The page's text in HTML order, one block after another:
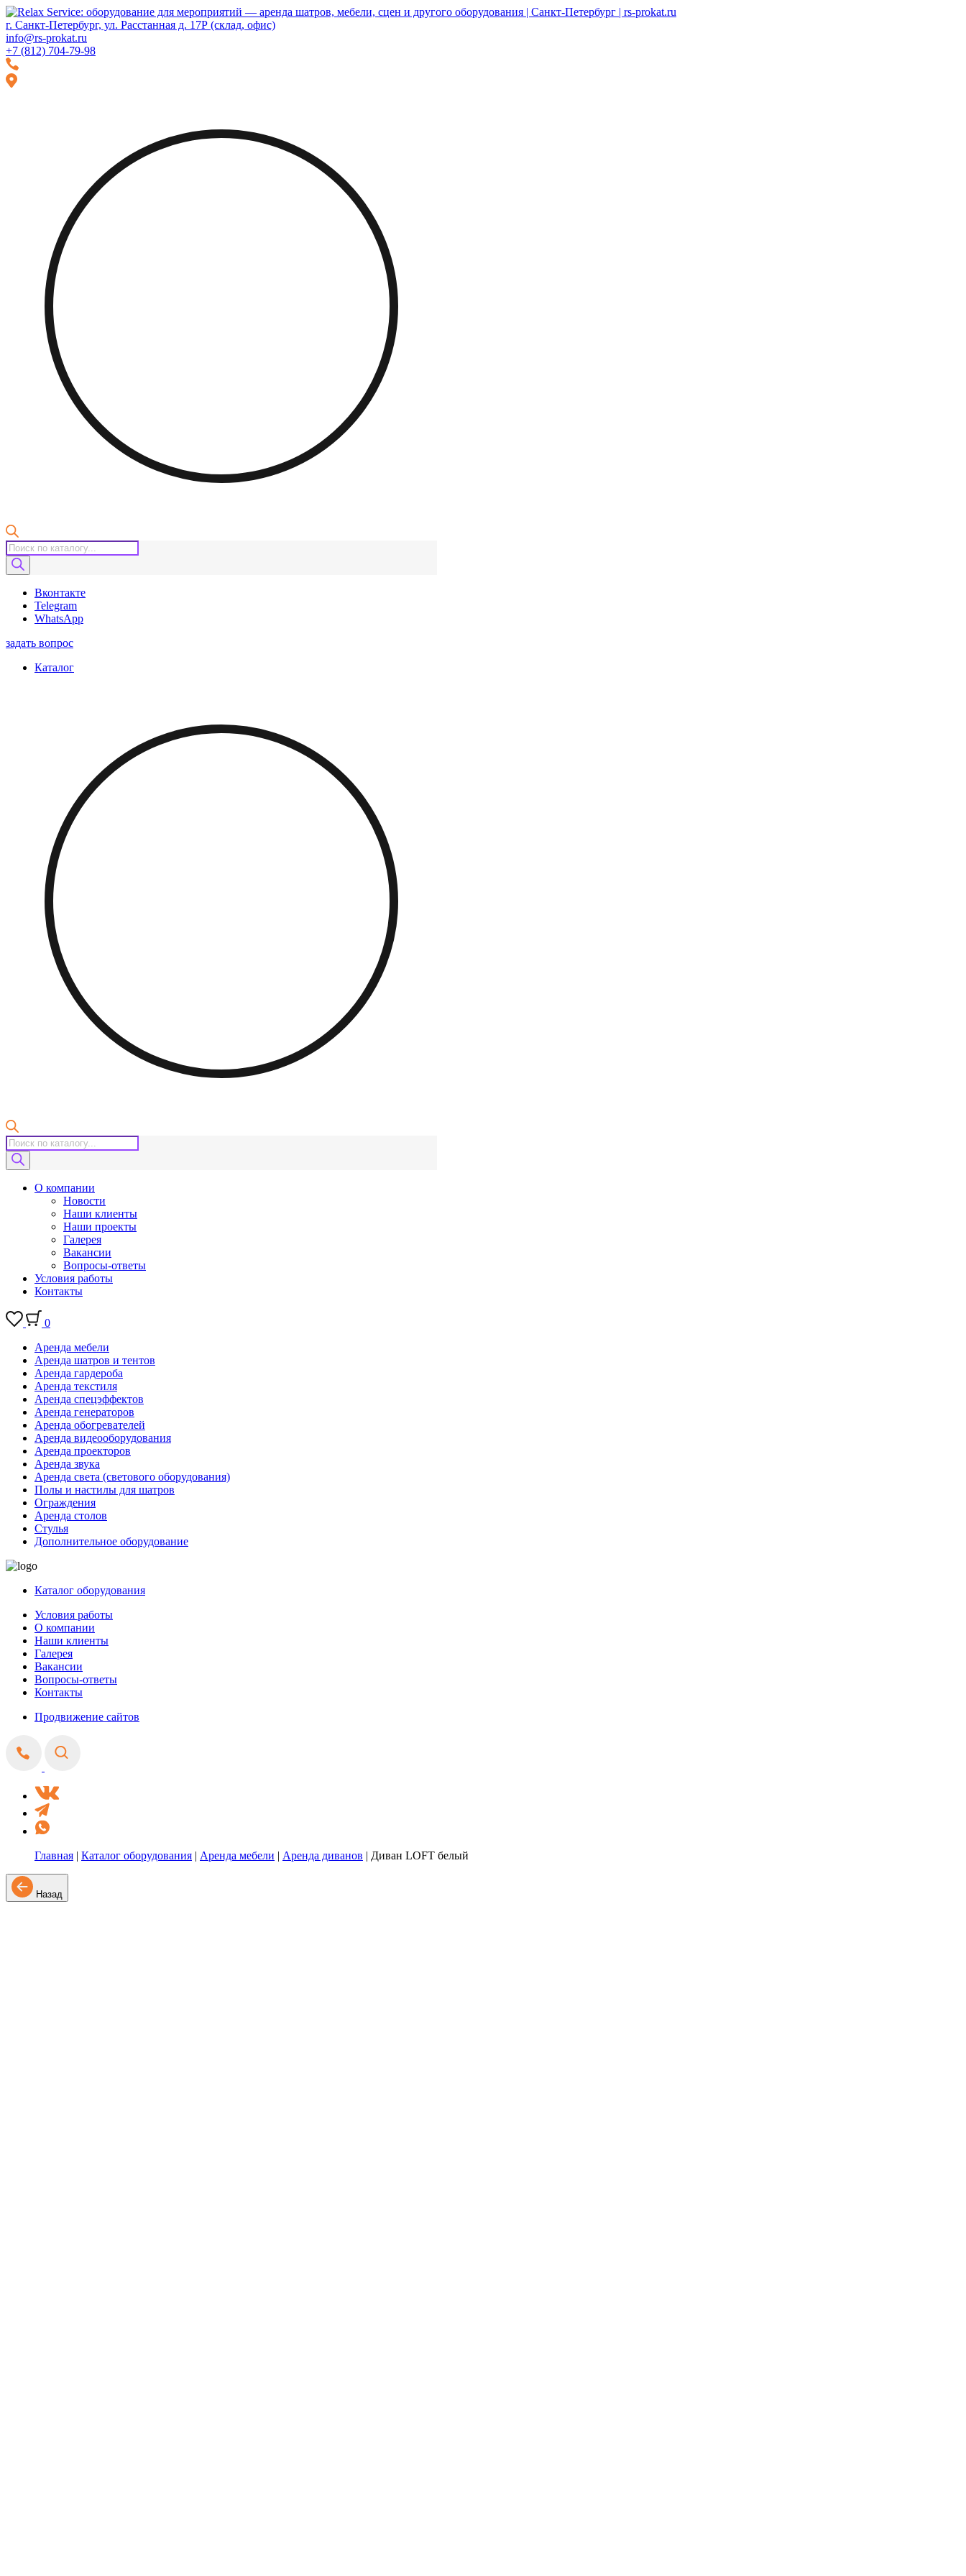
Перейти
к
навигации
Перейти
к
содержимому
г. Санкт-Петербург, ул. Расстанная д. 17Р (склад, офис)
info@rs-prokat.ru
+7 (812) 704-79-98
Поиск
товаров
Вконтакте
Telegram
WhatsApp
задать вопрос
Каталог
Поиск
товаров
О компании
Новости
Наши клиенты
Наши проекты
Галерея
Вакансии
Вопросы-ответы
Условия работы
Контакты
0
Аренда мебели
Аренда шатров и тентов
Аренда гардероба
Аренда текстиля
Аренда спецэффектов
Аренда генераторов
Аренда обогревателей
Аренда видеооборудования
Аренда проекторов
Аренда звука
Аренда света (светового оборудования)
Полы и настилы для шатров
Ограждения
Аренда столов
Стулья
Дополнительное оборудование
Каталог оборудования
Условия работы
О компании
Наши клиенты
Галерея
Вакансии
Вопросы-ответы
Контакты
Продвижение сайтов
Главная | Каталог оборудования | Аренда мебели | Аренда диванов | Диван LOFT белый
Назад